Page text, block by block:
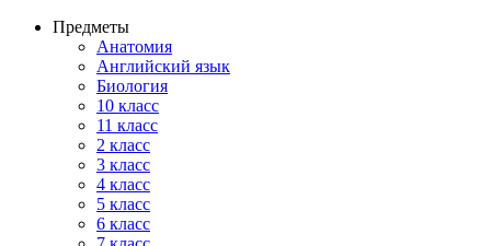
Предметы
Анатомия
Английский язык
Биология
10 класс
11 класс
2 класс
3 класс
4 класс
5 класс
6 класс